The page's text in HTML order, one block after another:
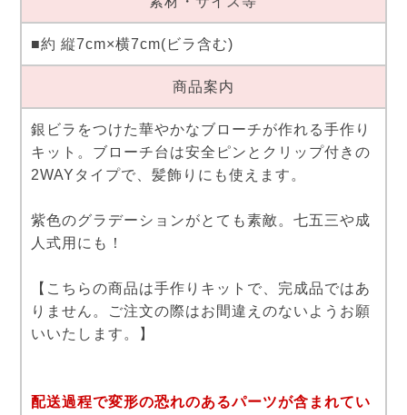
■約 縦7cm×横7cm(ビラ含む)
商品案内
銀ビラをつけた華やかなブローチが作れる手作り
キット。ブローチ台は安全ピンとクリップ付きの
2WAYタイプで、髪飾りにも使えます。
紫色のグラデーションがとても素敵。七五三や成
人式用にも！
【こちらの商品は手作りキットで、完成品ではあ
りません。ご注文の際はお間違えのないようお願
いいたします。】
配送過程で変形の恐れのあるパーツが含まれてい